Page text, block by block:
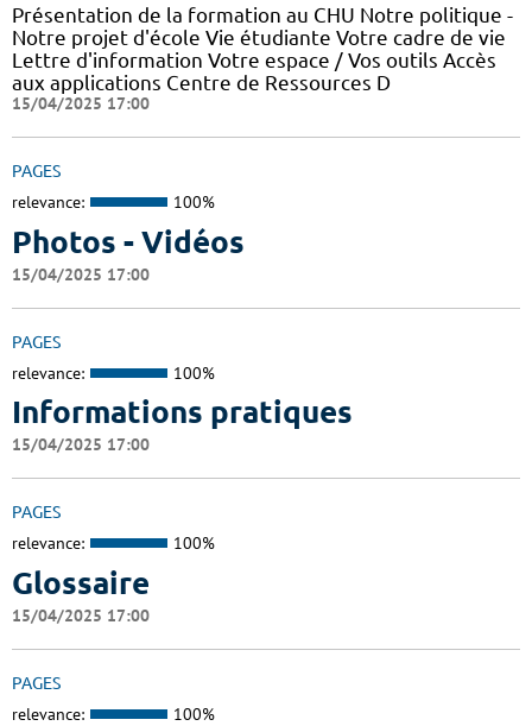
Présentation de la formation au CHU Notre politique -
Notre projet d'école Vie étudiante Votre cadre de vie
Lettre d'information Votre espace / Vos outils Accès
aux applications Centre de Ressources D
15/04/2025 17:00
PAGES
relevance: 100%
Photos - Vidéos
15/04/2025 17:00
PAGES
relevance: 100%
Informations pratiques
15/04/2025 17:00
PAGES
relevance: 100%
Glossaire
15/04/2025 17:00
PAGES
relevance: 100%